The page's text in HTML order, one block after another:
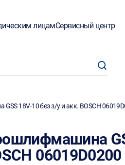
лицамСервисный центр
18V-10 без з/у и акк. BOSCH
06019D0200